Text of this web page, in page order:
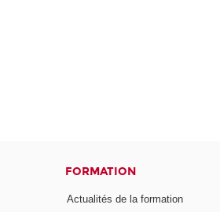
FORMATION
Actualités de la formation